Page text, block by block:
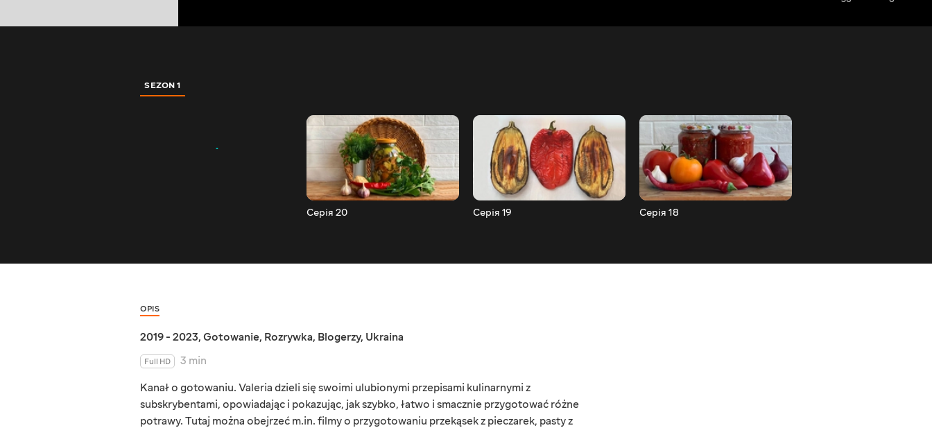
SEZON 1
Серія 20 Серія 19 Серія 18
OPIS
2019 - 2023, Gotowanie, Rozrywka, Blogerzy, Ukraina
Full HD
3 min
Kanał o gotowaniu. Valeria dzieli się swoimi ulubionymi przepisami kulinarnymi z
subskrybentami, opowiadając i pokazując, jak szybko, łatwo i smacznie przygotować różne
potrawy. Tutaj można obejrzeć m.in. filmy o przygotowaniu przekąsek z pieczarek, pasty z